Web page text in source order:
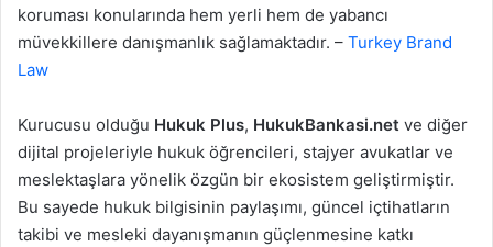
koruması konularında hem yerli hem de yabancı
müvekkillere danışmanlık sağlamaktadır. – Turkey Brand
Law
Kurucusu olduğu Hukuk Plus, HukukBankasi.net ve diğer
dijital projeleriyle hukuk öğrencileri, stajyer avukatlar ve
meslektaşlara yönelik özgün bir ekosistem geliştirmiştir.
Bu sayede hukuk bilgisinin paylaşımı, güncel içtihatların
takibi ve mesleki dayanışmanın güçlenmesine katkı